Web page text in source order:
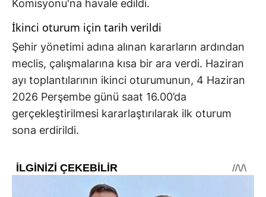
Komisyonu'na havale edildi.
İkinci oturum için tarih verildi
Şehir yönetimi adına alınan kararların ardından
meclis, çalışmalarına kısa bir ara verdi. Haziran
ayı toplantılarının ikinci oturumunun, 4 Haziran
2026 Perşembe günü saat 16.00’da
gerçekleştirilmesi kararlaştırılarak ilk oturum
sona erdirildi.